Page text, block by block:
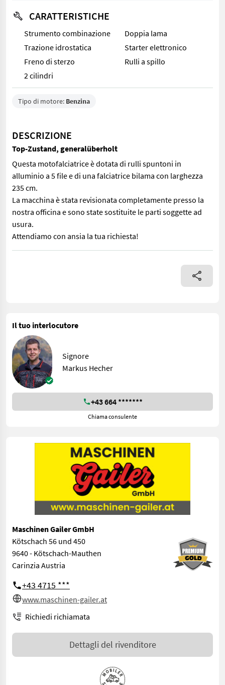
CARATTERISTICHE
Strumento combinazione
Doppia lama
Trazione idrostatica
Starter elettronico
Freno di sterzo
Rulli a spillo
2 cilindri
Tipo di motore: Benzina
DESCRIZIONE
Top-Zustand, generalüberholt
Questa motofalciatrice è dotata di rulli spuntoni in
alluminio a 5 file e di una falciatrice bilama con larghezza
235 cm.
La macchina è stata revisionata completamente presso la
nostra officina e sono state sostituite le parti soggette ad
usura.
Attendiamo con ansia la tua richiesta!
Questa motofalciatrice è dotata di rulli spuntoni in alluminio a
Il tuo interlocutore
Signore
Markus Hecher
+43 664 *******
Chiama consulente
Maschinen Gailer GmbH
Kötschach 56 und 450
9640 - Kötschach-Mauthen
Carinzia Austria
+43 4715 ***
www.maschinen-gailer.at
Richiedi richiamata
Dettagli del rivenditore